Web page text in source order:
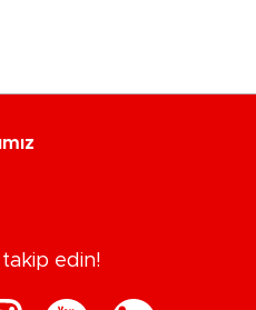
takip edin!